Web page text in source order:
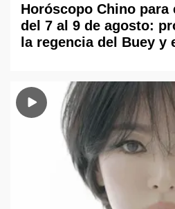
Horóscopo Chino para
del 7 al 9 de agosto:
la regencia del Buey y